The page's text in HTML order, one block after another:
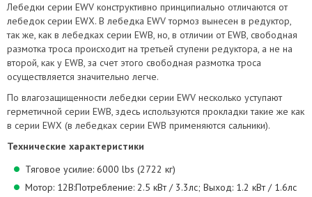
Лебедки серии EWV конструктивно принципиально отличаются от
лебедок серии EWX. В лебедка EWV тормоз вынесен в редуктор,
так же, как в лебедках серии EWB, но, в отличии от EWB, свободная
размотка троса происходит на третьей ступени редуктора, а не на
второй, как у EWB, за счет этого свободная размотка троса
осуществляется значительно легче.
По влагозащищенности лебедки серии EWV несколько уступают
герметичной серии EWB, здесь используются прокладки такие же как
в серии EWX (в лебедках серии EWB применяются сальники).
Технические характеристики
Тяговое усилие: 6000 lbs (2722 кг)
Мотор: 12В:Потребление: 2.5 кВт / 3.3лс; Выход: 1.2 кВт / 1.6лс